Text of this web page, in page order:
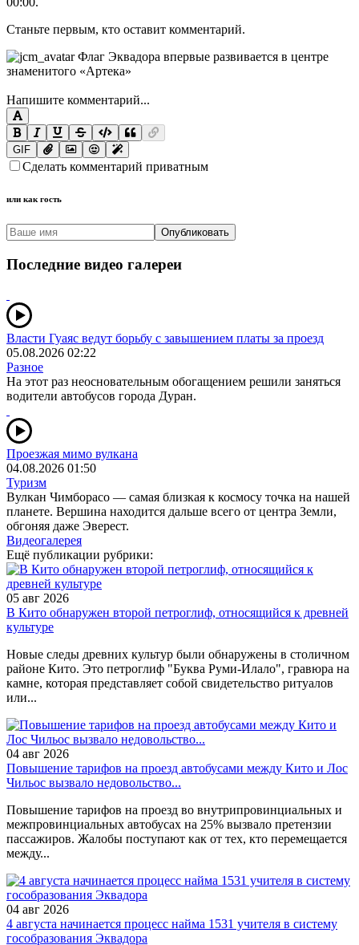
Станьте первым, кто оставит комментарий.
Напишите комментарий...
GIF
Сделать комментарий приватным
или как гость
Опубликовать
Последние видео галереи
Власти Гуаяс ведут борьбу с завышением платы за проезд
05.08.2026 02:22
Разное
На этот раз неосновательным обогащением решили заняться
водители автобусов города Дуран.
Проезжая мимо вулкана
04.08.2026 01:50
Туризм
Вулкан Чимборасо — самая близкая к космосу точка на нашей
планете. Вершина находится дальше всего от центра Земли,
обгоняя даже Эверест.
Видеогалерея
Ещё публикации рубрики:
05 авг 2026
В Кито обнаружен второй петроглиф, относящийся к древней
культуре
Новые следы древних культур были обнаружены в столичном
районе Кито. Это петроглиф "Буква Руми-Илало", гравюра на
камне, которая представляет собой свидетельство ритуалов
или...
04 авг 2026
Повышение тарифов на проезд автобусами между Кито и Лос
Чильос вызвало недовольство...
Повышение тарифов на проезд во внутрипровинциальных и
межпровинциальных автобусах на 25% вызвало претензии
пассажиров. Жалобы поступают как от тех, кто перемещается
между...
04 авг 2026
4 августа начинается процесс найма 1531 учителя в систему
гособразования Эквадора